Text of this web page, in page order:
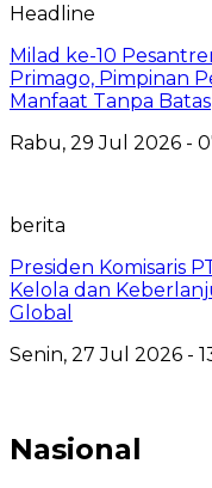
Headline
Milad ke-10
Primago, Pimpinan
Manfaat Tanpa Batas
Rabu, 29 Jul 2026 -
berita
Presiden Komisaris
Kelola dan
Global
Senin, 27 Jul 2026 -
Nasional